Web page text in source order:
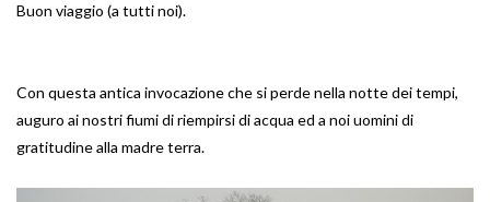
Buon viaggio (a tutti noi).
Con questa antica invocazione che si perde nella notte dei tempi,
auguro ai nostri fiumi di riempirsi di acqua ed a noi uomini di
gratitudine alla madre terra.